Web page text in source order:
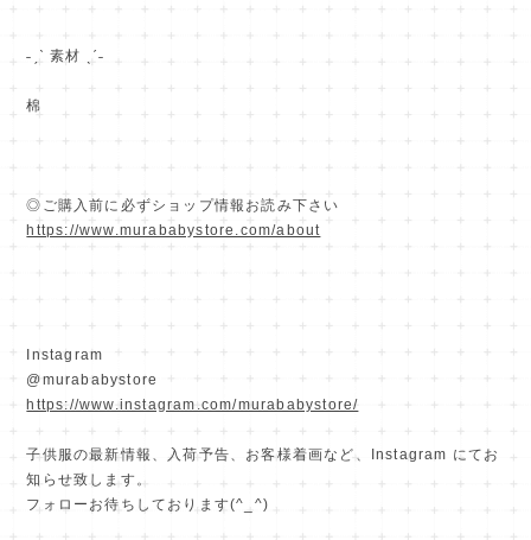
˗ˏˋ 素材 ˎˊ˗
棉
◎ご購入前に必ずショップ情報お読み下さい
https://www.murababystore.com/about
Instagram
@murababystore
https://www.instagram.com/murababystore/
子供服の最新情報、入荷予告、お客様着画など、Instagram にてお
知らせ致します。
フォローお待ちしております(^_^)